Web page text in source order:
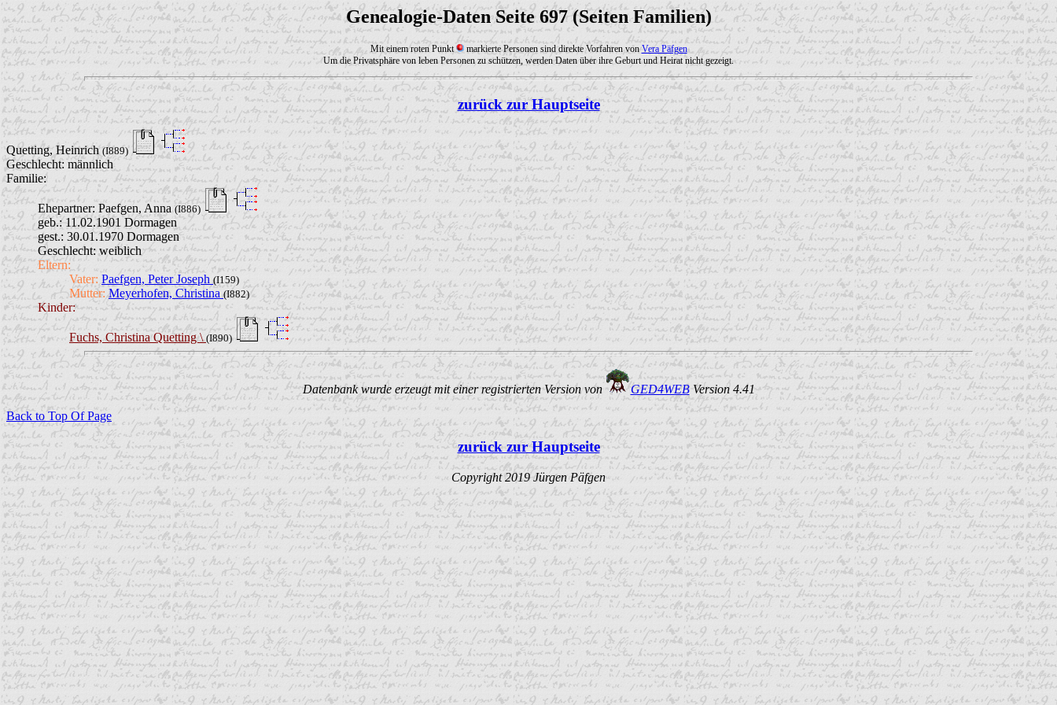
Genealogie-Daten Seite 697 (Seiten Familien)
Mit einem roten Punkt markierte Personen sind direkte Vorfahren vonVera Päfgen
Um die Privatsphäre von leben Personen zu schützen, werden Daten über ihre Geburt und Heirat nicht gezeigt.
zurück zur Hauptseite
Quetting, Heinrich (I889)
Geschlecht: männlich
Familie:
Ehepartner: Paefgen, Anna(I886)
geb.: 11.02.1901 Dormagen
gest.: 30.01.1970 Dormagen
Geschlecht: weiblich
Eltern:
Vater: Paefgen, Peter Joseph (I159)
Mutter: Meyerhofen, Christina(I882)
Kinder:
Fuchs, Christina Quetting \(I890)
Datenbank wurde erzeugt mit einer registrierten Version von GED4WEBVersion 4.41
Back to Top Of Page
zurück zur Hauptseite
Copyright 2019 Jürgen Päfgen